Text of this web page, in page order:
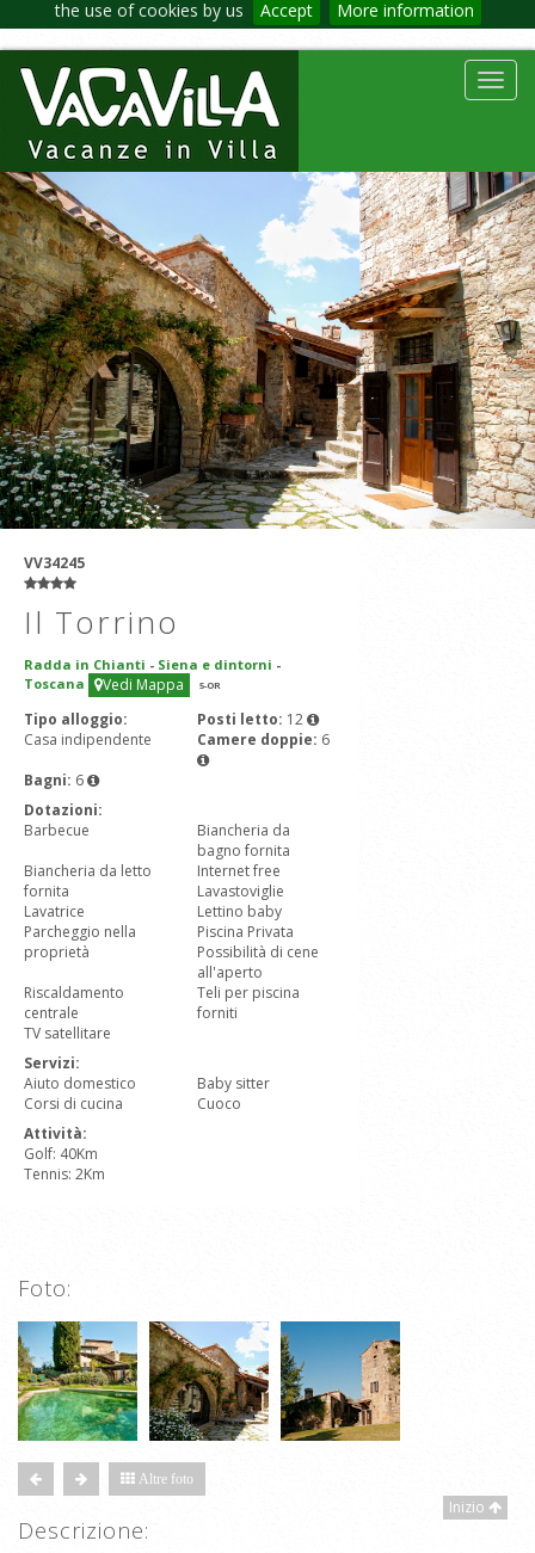
the use of cookies by us Accept More information
VV34245
Il Torrino
Radda in Chianti - Siena e dintorni -
Toscana
Vedi Mappa 5-OR
Tipo alloggio:
Casa indipendente
Posti letto: 12
Camere doppie: 6
Bagni: 6
Dotazioni:
Barbecue
Biancheria da
bagno fornita
Biancheria da letto
fornita
Internet free
Lavastoviglie
Lavatrice
Lettino baby
Parcheggio nella
proprietà
Piscina Privata
Possibilità di cene
all'aperto
Riscaldamento
centrale
Teli per piscina
forniti
TV satellitare
Servizi:
Aiuto domestico
Baby sitter
Corsi di cucina
Cuoco
Attività:
Golf: 40Km
Tennis: 2Km
Foto:
Altre foto
Inizio
Descrizione: